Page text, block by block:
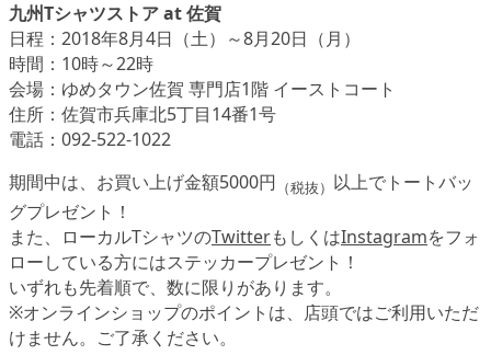
九州Tシャツストア at 佐賀
日程：2018年8月4日（土）～8月20日（月）
時間：10時～22時
会場：ゆめタウン佐賀 専門店1階 イーストコート
住所：佐賀市兵庫北5丁目14番1号
電話：092-522-1022
期間中は、お買い上げ金額5000円 （税抜） 以上でトートバッ
グプレゼント！
また、ローカルTシャツのTwitterもしくはInstagramをフォ
ローしている方にはステッカープレゼント！
いずれも先着順で、数に限りがあります。
※オンラインショップのポイントは、店頭ではご利用いただ
けません。ご了承ください。